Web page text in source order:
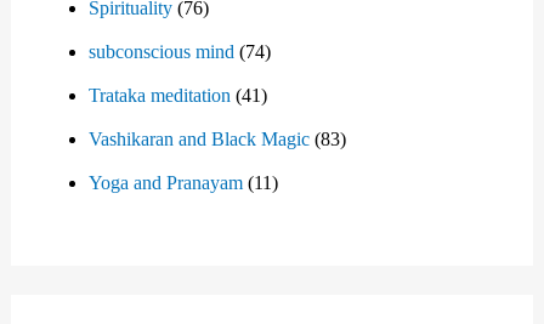
Spirituality(76)
subconscious mind (74)
Trataka meditation (41)
Vashikaran and Black Magic(83)
Yoga and Pranayam(11)